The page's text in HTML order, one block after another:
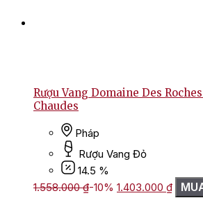
Rượu Vang Domaine Des
Chaudes
Pháp
Rượu Vang Đỏ
14.5 %
1.558.000₫-10% Giá
gốc
1.403.000 ₫Giá
hiện